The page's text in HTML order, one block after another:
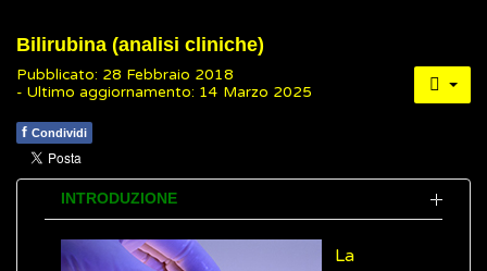
Bilirubina (analisi cliniche)
Pubblicato: 28 Febbraio 2018
- Ultimo aggiornamento: 14 Marzo 2025
f Condividi
INTRODUZIONE
La